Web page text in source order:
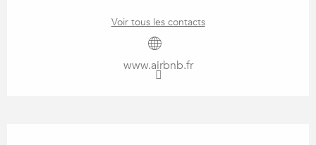
Voir tous les contacts
www.airbnb.fr